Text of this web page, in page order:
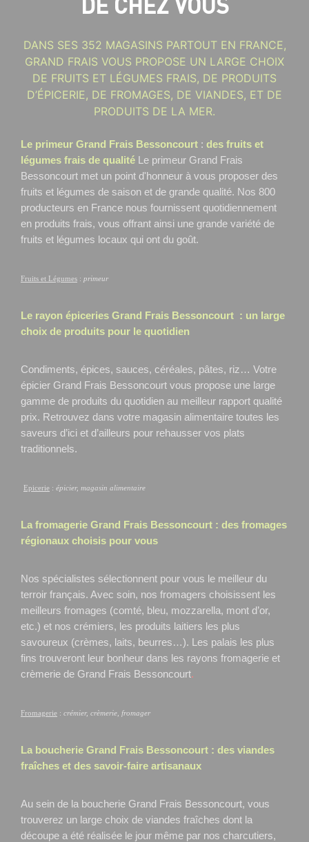
DANS SES 352 MAGASINS PARTOUT EN FRANCE,
GRAND FRAIS VOUS PROPOSE UN LARGE CHOIX
DE FRUITS ET LÉGUMES FRAIS, DE PRODUITS
D’ÉPICERIE, DE FROMAGES, DE VIANDES, ET DE
PRODUITS DE LA MER.
Le primeur Grand Frais Bessoncourt : des fruits et
légumes frais de qualité Le primeur Grand Frais
Bessoncourt met un point d'honneur à vous proposer des
fruits et légumes de saison et de grande qualité. Nos 800
producteurs en France nous fournissent quotidiennement
en produits frais, vous offrant ainsi une grande variété de
fruits et légumes locaux qui ont du goût.
Fruits et Légumes : primeur
Le rayon épiceries Grand Frais Bessoncourt : un large
choix de produits pour le quotidien
Condiments, épices, sauces, céréales, pâtes, riz… Votre
épicier Grand Frais Bessoncourt vous propose une large
gamme de produits du quotidien au meilleur rapport qualité
prix. Retrouvez dans votre magasin alimentaire toutes les
saveurs d’ici et d’ailleurs pour rehausser vos plats
traditionnels.
Epicerie : épicier, magasin alimentaire
La fromagerie Grand Frais Bessoncourt : des fromages
régionaux choisis pour vous
Nos spécialistes sélectionnent pour vous le meilleur du
terroir français. Avec soin, nos fromagers choisissent les
meilleurs fromages (comté, bleu, mozzarella, mont d’or,
etc.) et nos crémiers, les produits laitiers les plus
savoureux (crèmes, laits, beurres…). Les palais les plus
fins trouveront leur bonheur dans les rayons fromagerie et
crèmerie de Grand Frais Bessoncourt.
Fromagerie : crémier, crèmerie, fromager
La boucherie Grand Frais Bessoncourt : des viandes
fraîches et des savoir-faire artisanaux
Au sein de la boucherie Grand Frais Bessoncourt, vous
trouverez un large choix de viandes fraîches dont la
découpe a été réalisée le jour même par nos charcutiers,